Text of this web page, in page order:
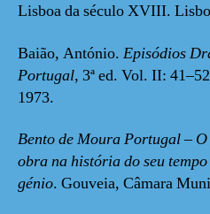
Lisboa da século XVIII.
Baião, António. Episódios
Portugal, 3ª ed. Vol. II:
1973.
Bento de Moura Portugal –
obra na história do seu
génio. Gouveia, Câmara